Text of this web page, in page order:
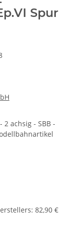
Spur
2 achsig - SBB -
: 82,90 €